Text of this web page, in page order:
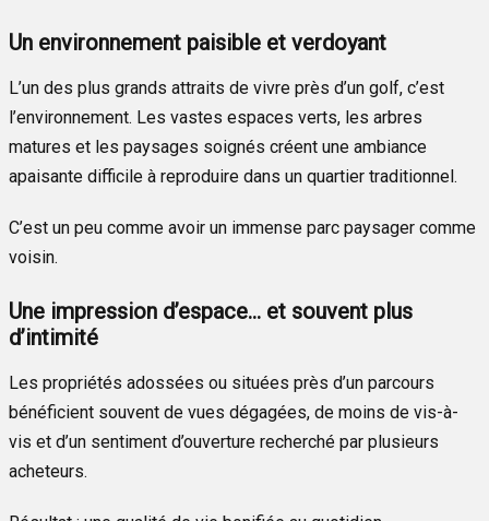
Un environnement paisible et verdoyant
L’un des plus grands attraits de vivre près d’un golf, c’est
l’environnement. Les vastes espaces verts, les arbres
matures et les paysages soignés créent une ambiance
apaisante difficile à reproduire dans un quartier traditionnel.
C’est un peu comme avoir un immense parc paysager comme
voisin.
Une impression d’espace… et souvent plus
d’intimité
Les propriétés adossées ou situées près d’un parcours
bénéficient souvent de vues dégagées, de moins de vis-à-
vis et d’un sentiment d’ouverture recherché par plusieurs
acheteurs.